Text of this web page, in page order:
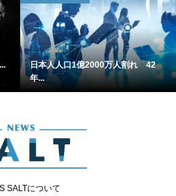
日本人人口1億2000万人割れ 42
年...
SALTについて